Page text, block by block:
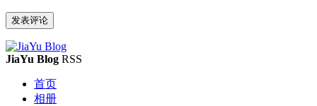
JiaYu Blog RSS
首页
相册